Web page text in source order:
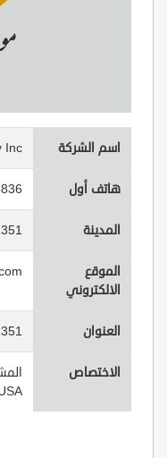
اسم الشركة Inc
هاتف أول
المدينة Boulevard
الموقع
الالكتروني
العنوان Boulevard
الاختصاص